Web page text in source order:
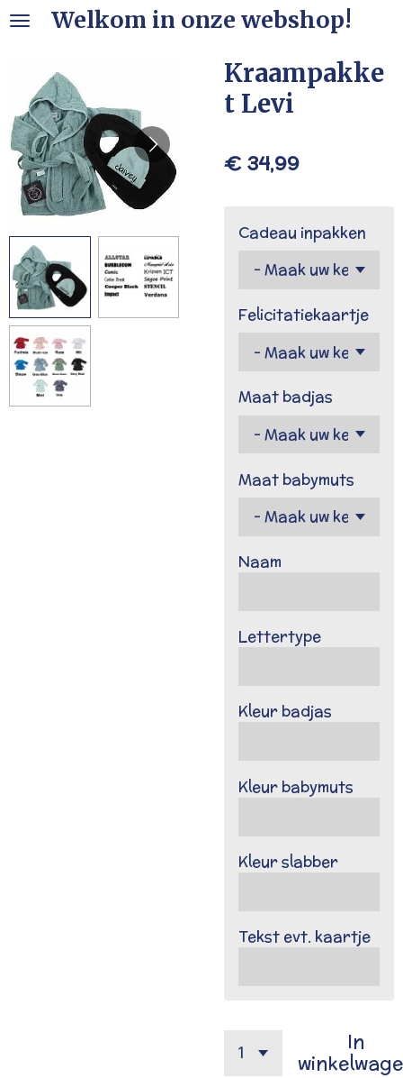
Ga
hoofdinhoud
Welkom in onze webshop!
Kraampakke
t Levi
€ 34,99
Cadeau inpakken
Felicitatiekaartje
Maat badjas
Maat babymuts
Naam
Lettertype
Kleur badjas
Kleur babymuts
Kleur slabber
Tekst evt. kaartje
In